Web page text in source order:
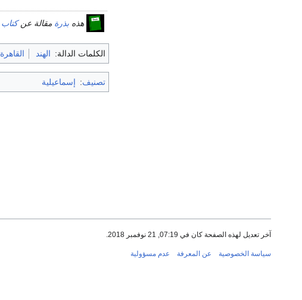
هذه بذرة مقالة عنكتاب
الكلمات الدالة: الهند القاهرة
تصنيف: إسماعيلية
آخر تعديل لهذه الصفحة كان في 07:19, 21 نوفمبر 2018.
سياسة الخصوصية عن المعرفة عدم مسؤولية